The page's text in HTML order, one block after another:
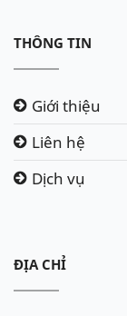
THÔNG TIN
Giới thiệu
Liên hệ
Dịch vụ
ĐỊA CHỈ